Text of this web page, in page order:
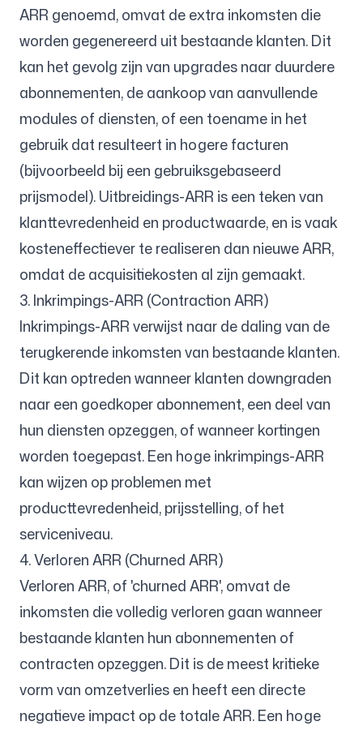
ARR genoemd, omvat de extra inkomsten die
worden gegenereerd uit bestaande klanten. Dit
kan het gevolg zijn van upgrades naar duurdere
abonnementen, de aankoop van aanvullende
modules of diensten, of een toename in het
gebruik dat resulteert in hogere facturen
(bijvoorbeeld bij een gebruiksgebaseerd
prijsmodel). Uitbreidings-ARR is een teken van
klanttevredenheid en productwaarde, en is vaak
kosteneffectiever te realiseren dan nieuwe ARR,
omdat de acquisitiekosten al zijn gemaakt.
3. Inkrimpings-ARR (Contraction ARR)
Inkrimpings-ARR verwijst naar de daling van de
terugkerende inkomsten van bestaande klanten.
Dit kan optreden wanneer klanten downgraden
naar een goedkoper abonnement, een deel van
hun diensten opzeggen, of wanneer kortingen
worden toegepast. Een hoge inkrimpings-ARR
kan wijzen op problemen met
producttevredenheid, prijsstelling, of het
serviceniveau.
4. Verloren ARR (Churned ARR)
Verloren ARR, of 'churned ARR', omvat de
inkomsten die volledig verloren gaan wanneer
bestaande klanten hun abonnementen of
contracten opzeggen. Dit is de meest kritieke
vorm van omzetverlies en heeft een directe
negatieve impact op de totale ARR. Een hoge